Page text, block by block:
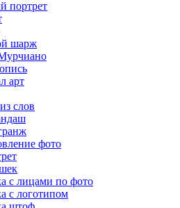
портрет
шарж
арт
слов
фото
с лицами по фото
с логотипом